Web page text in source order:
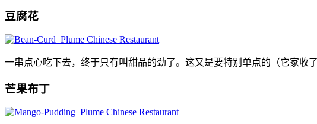
豆腐花
一串点心吃下去，终于只有叫甜品的劲了。这又是要特别单点的（它家收
芒果布丁